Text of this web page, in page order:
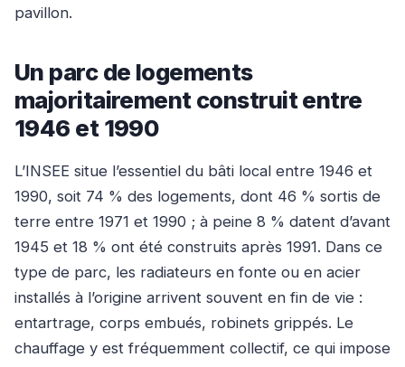
pavillon.
Un parc de logements
majoritairement construit entre
1946 et 1990
L’INSEE situe l’essentiel du bâti local entre 1946 et
1990, soit 74 % des logements, dont 46 % sortis de
terre entre 1971 et 1990 ; à peine 8 % datent d’avant
1945 et 18 % ont été construits après 1991. Dans ce
type de parc, les radiateurs en fonte ou en acier
installés à l’origine arrivent souvent en fin de vie :
entartrage, corps embués, robinets grippés. Le
chauffage y est fréquemment collectif, ce qui impose